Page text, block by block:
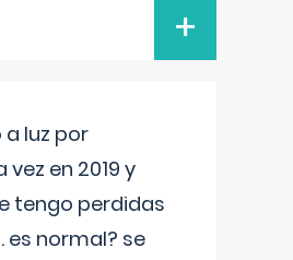
+
luz por
vez en 2019 y
tengo perdidas
es normal? se